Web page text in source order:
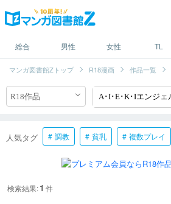
総合 男性 女性 TL
マンガ図書館Zトップ R18漫画 作品一覧
人気タグ 調教 貧乳 複数プレイ
検索結果:1 件